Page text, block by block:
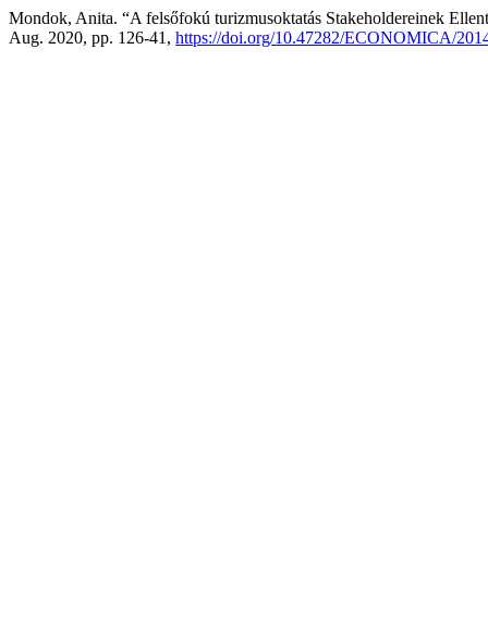
Mondok, Anita. “A felsőfokú turizmusoktatás Stakeholdereinek
Aug. 2020, pp. 126-41, https://doi.org/10.47282/ECONOMICA/